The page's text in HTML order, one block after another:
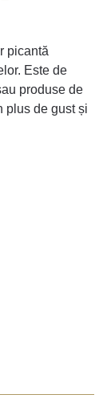
picantă
Este de
produse de
plus de gust și